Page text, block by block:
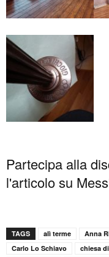
Partecipa alla
l'articolo su
TAGS alì terme Anna
Carlo Lo Schiavo
chiesa